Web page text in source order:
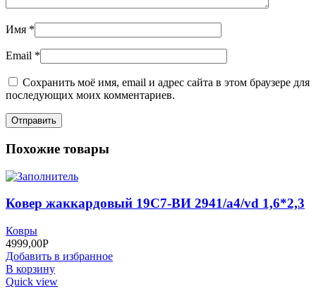
Имя *
Email *
Сохранить моё имя, email и адрес сайта в этом браузере для
последующих моих комментариев.
Похожие товары
Ковер жаккардовый 19С7-ВИ 2941/а4/vd 1,6*2,3
Ковры
4999,00Р
Добавить в избранное
В корзину
Quick view